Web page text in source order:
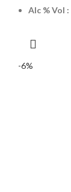
Alc % Vol :
-6%